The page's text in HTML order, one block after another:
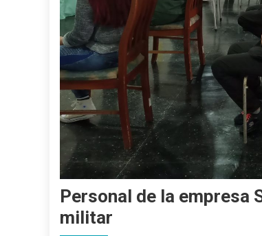
Personal de la empresa
militar